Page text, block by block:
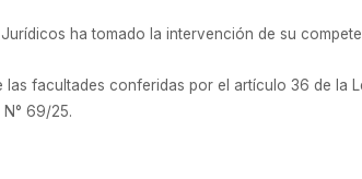
ha tomado la intervención de su
facultades conferidas por el artículo 36 de la
N° 69/25.